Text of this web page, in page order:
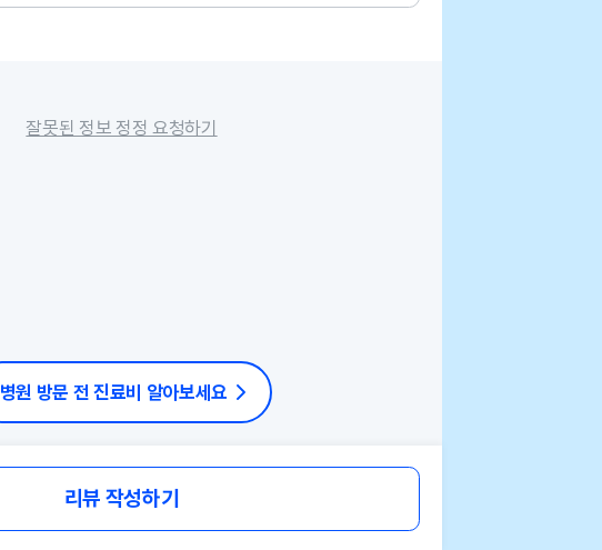
잘못된 정보 정정 요청하기
병원 방문 전 진료비 알아보세요
리뷰 작성하기